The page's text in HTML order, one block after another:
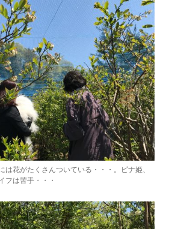
は花がたくさんついている・・・。ピナ姫、
フは苦手・・・